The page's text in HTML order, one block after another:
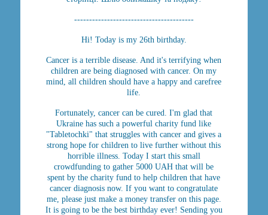
----------------------------------------
Hi! Today is my 26th birthday.
Cancer is a terrible disease. And it's terrifying when
children are being diagnosed with cancer. On my
mind, all children should have a happy and carefree
life.
Fortunately, cancer can be cured. I'm glad that
Ukraine has such a powerful charity fund like
"Tabletochki" that struggles with cancer and gives a
strong hope for children to live further without this
horrible illness. Today I start this small
crowdfunding to gather 5000 UAH that will be
spent by the charity fund to help children that have
cancer diagnosis now. If you want to congratulate
me, please just make a money transfer on this page.
It is going to be the best birthday ever! Sending you